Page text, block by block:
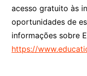
acesso gratuito às
oportunidades de
informações sobre
https://